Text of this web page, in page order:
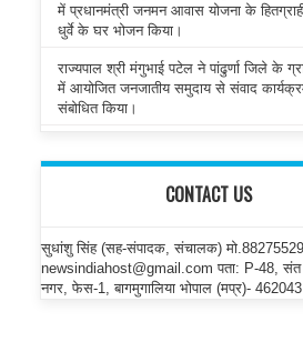
में प्रधानमंत्री जनमन आवास योजना के
धुर्वे के घर भोजन किया।
राज्यपाल श्री मंगुभाई पटेल ने पांढुर्णा जिले के
में आयोजित जनजातीय समुदाय से संवाद
संबोधित किया।
CONTACT US
सुधांशु सिंह (सह-संपादक, संचालक)
newsindiahost@gmail.com पता: P-48, संत
नगर, फेस-1, बागमुगालिया भोपाल (मप्र)- 462043